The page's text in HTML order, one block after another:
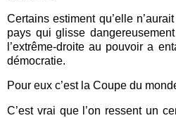
Certains estiment qu’elle
pays qui glisse
l’extrême-droite au pouvoir a
démocratie.
Pour eux c’est la Coupe du
C’est vrai que l’on ressent un